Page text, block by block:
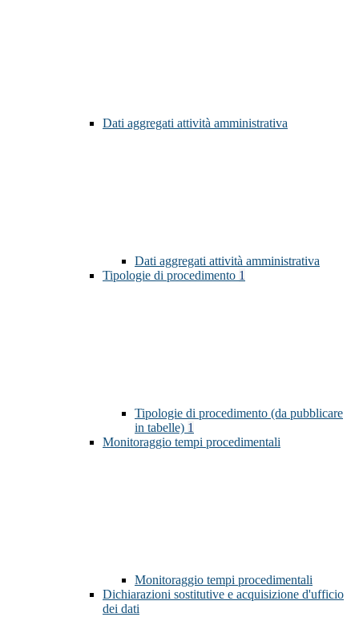
Dati aggregati attività amministrativa
Dati aggregati attività amministrativa
Tipologie di procedimento 1
Tipologie di procedimento (da pubblicare
in tabelle) 1
Monitoraggio tempi procedimentali
Monitoraggio tempi procedimentali
Dichiarazioni sostitutive e acquisizione d'ufficio
dei dati